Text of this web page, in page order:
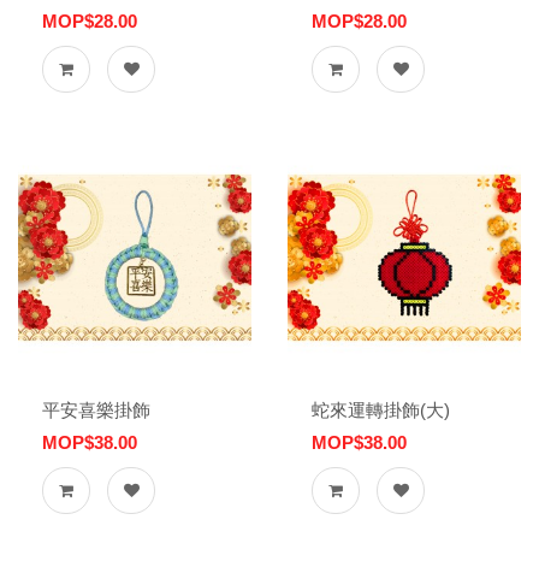
MOP$28.00
MOP$28.00
平安喜樂掛飾
MOP$38.00
蛇來運轉掛飾(大)
MOP$38.00